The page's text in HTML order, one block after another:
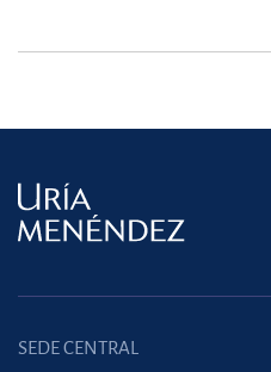
SEDE CENTRAL